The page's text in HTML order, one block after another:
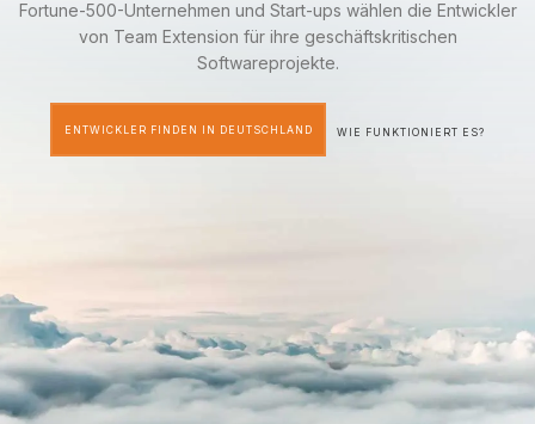
Fortune-500-Unternehmen und Start-ups wählen die Entwickler
von Team Extension für ihre geschäftskritischen
Softwareprojekte.
ENTWICKLER FINDEN IN DEUTSCHLAND WIE FUNKTIONIERT ES?